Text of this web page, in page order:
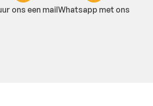
ons een mailWhatsapp met ons